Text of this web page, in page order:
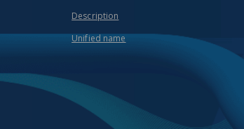
Description
Unified name